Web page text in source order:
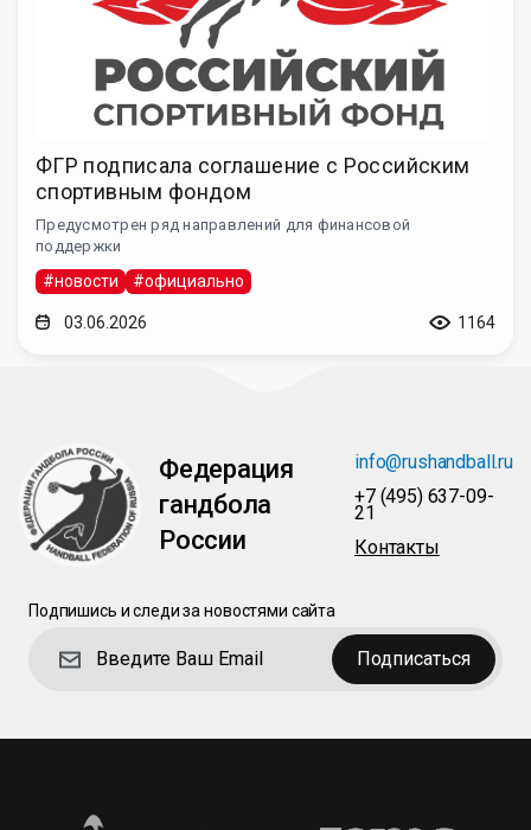
ФГР подписала соглашение с Российским
спортивным фондом
Предусмотрен ряд направлений для финансовой
поддержки
#новости #официально
03.06.2026 1164
Федерация
гандбола
России
info@rushandball.ru
+7 (495) 637-09-
21
Контакты
Подпишись и следи за новостями сайта
Подписаться